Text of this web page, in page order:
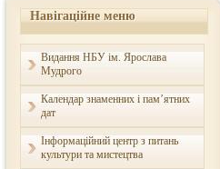
Навігаційне меню
Видання НБУ ім. Ярослава
Мудрого
Календар знаменних і пам’ятних
дат
Інформаційний центр з питань
культури та мистецтва